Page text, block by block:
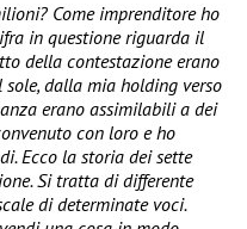
Come imprenditore ho
in questione riguarda il
della contestazione erano
dalla mia holding verso
erano assimilabili a dei
con loro e ho
Ecco la storia dei sette
Si tratta di differente
di determinate voci.